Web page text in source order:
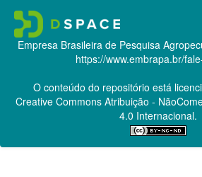
Empresa Brasileira de Pesquisa
https://www.embrapa.br/
O conteúdo do repositório está
Creative CommonsAtribuição -
4.0 Internacional.